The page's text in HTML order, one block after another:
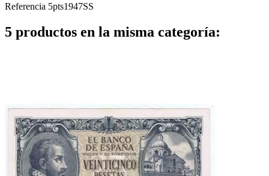
Referencia 5pts1947SS
5 productos en la misma categoría: